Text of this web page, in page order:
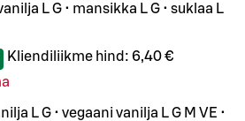
L G • mansikka L G • suklaa L
Kliendiliikme hind: 6,40 €
L G • vegaani vanilja L G M VE •